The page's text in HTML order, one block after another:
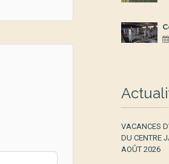
VACANCES
DU CENTRE
AOÛT 2026